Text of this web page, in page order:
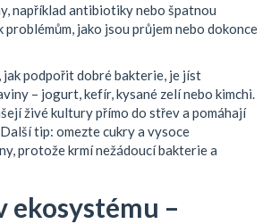
například antibiotiky nebo špatnou
problémům, jako jsou průjem nebo dokonce
jak podpořit dobré bakterie, je jíst
– jogurt, kefír, kysané zelí nebo kimchi.
živé kultury přímo do střev a pomáhají
tip: omezte cukry a vysoce
protože krmí nežádoucí bakterie a
ekosystému –